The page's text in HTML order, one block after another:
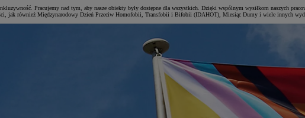
Pracujemy nad tym, aby nasze obiekty były dostępne dla wszystkich. Dzięki wspólnym wysiłkom naszych
jak również Międzynarodowy Dzień Przeciw Homofobii, Transfobii i Bifobii (IDAHOT), Miesiąc Dumy i wiele innych